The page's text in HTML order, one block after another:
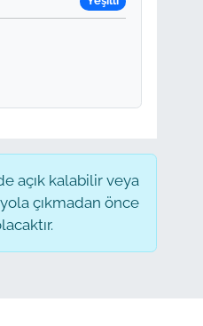
açık kalabilir veya
çıkmadan önce